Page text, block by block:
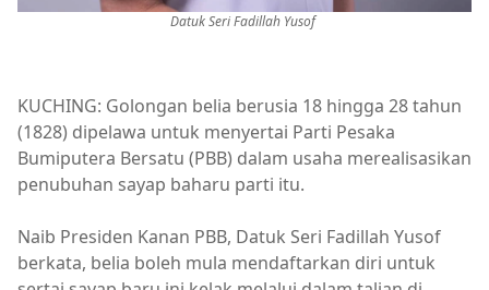
Datuk Seri Fadillah Yusof
KUCHING: Golongan belia berusia 18 hingga 28 tahun
(1828) dipelawa untuk menyertai Parti Pesaka
Bumiputera Bersatu (PBB) dalam usaha merealisasikan
penubuhan sayap baharu parti itu.
Naib Presiden Kanan PBB, Datuk Seri Fadillah Yusof
berkata, belia boleh mula mendaftarkan diri untuk